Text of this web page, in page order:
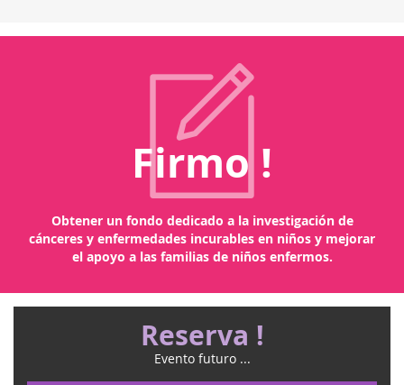
Firmo !
Obtener un fondo dedicado a la investigación de
cánceres y enfermedades incurables en niños y mejorar
el apoyo a las familias de niños enfermos.
Reserva !
Evento futuro ...